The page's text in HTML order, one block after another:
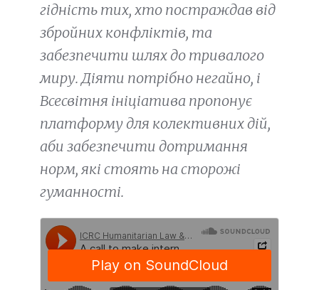
гідність тих, хто постраждав від
збройних конфліктів, та
забезпечити шлях до тривалого
миру. Діяти потрібно негайно, і
Всесвітня ініціатива пропонує
платформу для колективних дій,
аби забезпечити дотримання
норм, які стоять на сторожі
гуманності.